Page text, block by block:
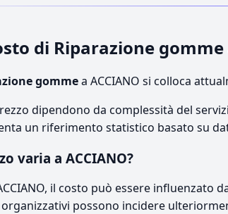
di Riparazione gomme
gommea ACCIANO si colloca
dipendono da complessità del
un riferimento statistico basato su
varia a ACCIANO?
il costo può essere influenzato
possono incidere